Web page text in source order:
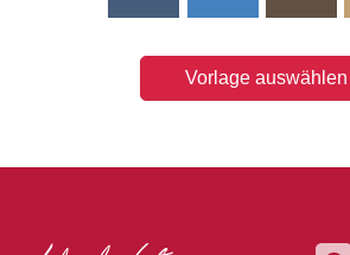
Vorlage auswählen